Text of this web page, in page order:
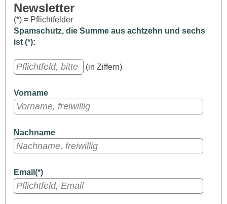
Newsletter
(*) = Pflichtfelder
Spamschutz, die Summe aus achtzehn und sechs
ist (*):
(in Ziffern)
Vorname
Nachname
Email(*)